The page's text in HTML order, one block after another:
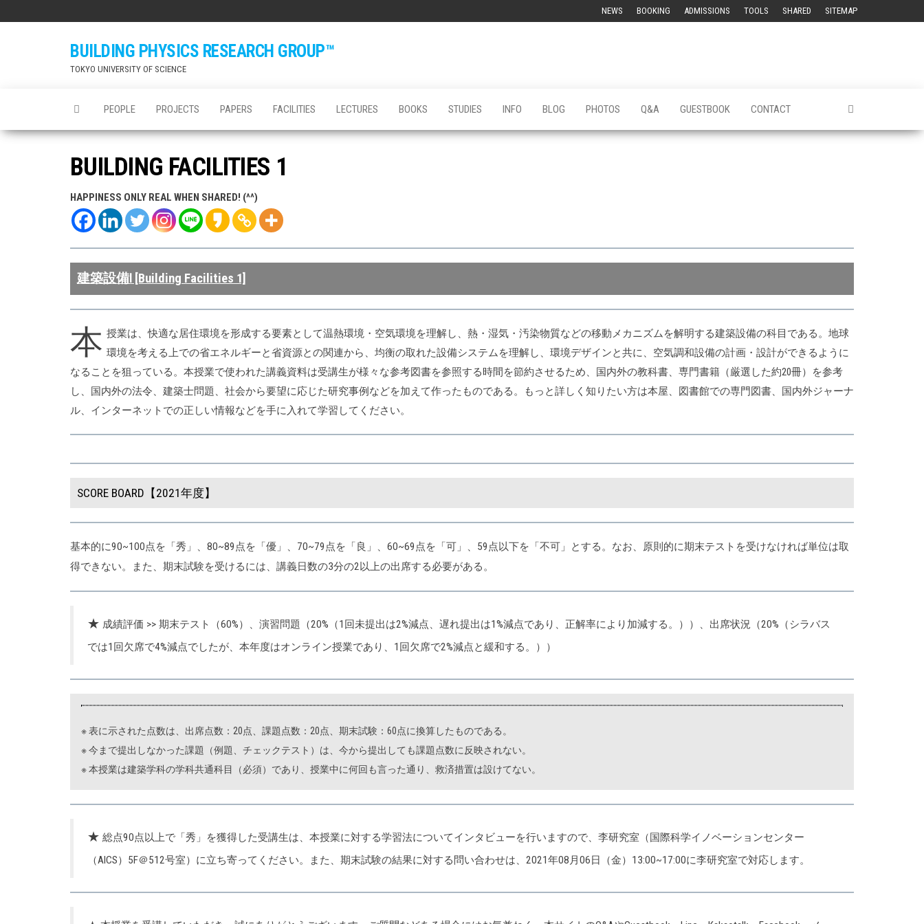
NEWS BOOKING ADMISSIONS TOOLS SHARED SITEMAP
BUILDING PHYSICS RESEARCH GROUP™
TOKYO UNIVERSITY OF SCIENCE
PEOPLE PROJECTS PAPERS FACILITIES LECTURES BOOKS STUDIES INFO BLOG PHOTOS Q&A GUESTBOOK CONTACT
BUILDING FACILITIES 1
HAPPINESS ONLY REAL WHEN SHARED! (^^)
建築設備Ⅰ [Building Facilities 1]
本 授業は、快適な居住環境を形成する要素として温熱環境・空気環境を理解し、熱・湿気・汚染物質などの移動メカニズムを解明する建築設備の科目である。地球
環境を考える上での省エネルギーと省資源との関連から、均衡の取れた設備システムを理解し、環境デザインと共に、空気調和設備の計画・設計ができるように
なることを狙っている。本授業で使われた講義資料は受講生が様々な参考図書を参照する時間を節約させるため、国内外の教科書、専門書籍（厳選した約20冊）を参考
し、国内外の法令、建築士問題、社会から要望に応じた研究事例などを加えて作ったものである。もっと詳しく知りたい方は本屋、図書館での専門図書、国内外ジャーナ
ル、インターネットでの正しい情報などを手に入れて学習してください。
SCORE BOARD【2021年度】
基本的に90~100点を「秀」、80~89点を「優」、70~79点を「良」、60~69点を「可」、59点以下を「不可」とする。なお、原則的に期末テストを受けなければ単位は取
得できない。また、期末試験を受けるには、講義日数の3分の2以上の出席する必要がある。
★ 成績評価 >> 期末テスト（60%）、演習問題（20%（1回未提出は2%減点、遅れ提出は1%減点であり、正解率により加減する。））、出席状況（20%（シラバス
では1回欠席で4%減点でしたが、本年度はオンライン授業であり、1回欠席で2%減点と緩和する。））
※ 表に示された点数は、出席点数：20点、課題点数：20点、期末試験：60点に換算したものである。
※ 今まで提出しなかった課題（例題、チェックテスト）は、今から提出しても課題点数に反映されない。
※ 本授業は建築学科の学科共通科目（必須）であり、授業中に何回も言った通り、救済措置は設けてない。
★ 総点90点以上で「秀」を獲得した受講生は、本授業に対する学習法についてインタビューを行いますので、李研究室（国際科学イノベーションセンター
（AICS）5F＠512号室）に立ち寄ってください。
また、期末試験の結果に対する問い合わせは、2021年08月06日（金）13:00~17:00に李研究室で対応します。